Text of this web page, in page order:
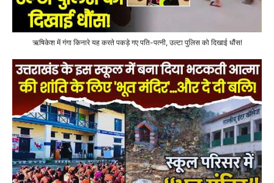
ऋषिकेश में गंगा किनारे यह करते पकड़े गए पति-पत्नी, उल्टा पुलिस को दिखाई धौंस!